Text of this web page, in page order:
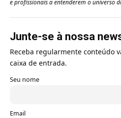
e profissionais a entenderem o universo
Junte-se à nossa
Receba regularmente conteúdo
caixa de entrada.
Seu nome
Email